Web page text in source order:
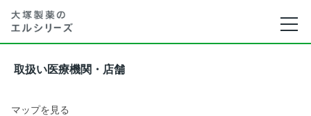
取扱い医療機関・店舗
マップを見る